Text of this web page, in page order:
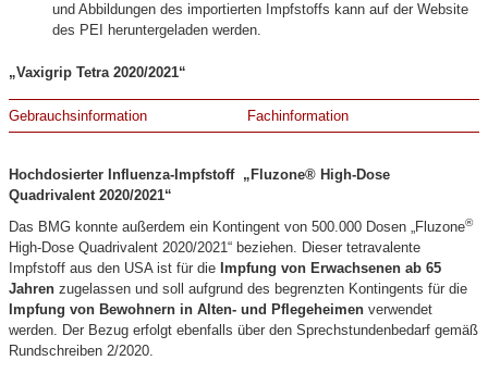
und Abbildungen des importierten Impfstoffs kann auf der Website
des PEI heruntergeladen werden.
„Vaxigrip Tetra 2020/2021“
Gebrauchsinformation Fachinformation
Hochdosierter Influenza-Impfstoff „Fluzone® High-Dose
Quadrivalent 2020/2021“
Das BMG konnte außerdem ein Kontingent von 500.000 Dosen „Fluzone®
High-Dose Quadrivalent 2020/2021“ beziehen. Dieser tetravalente
Impfstoff aus den USA ist für die Impfung von Erwachsenen ab 65
Jahren zugelassen und soll aufgrund des begrenzten Kontingents für die
Impfung von Bewohnern in Alten- und Pflegeheimen verwendet
werden. Der Bezug erfolgt ebenfalls über den Sprechstundenbedarf gemäß
Rundschreiben 2/2020.